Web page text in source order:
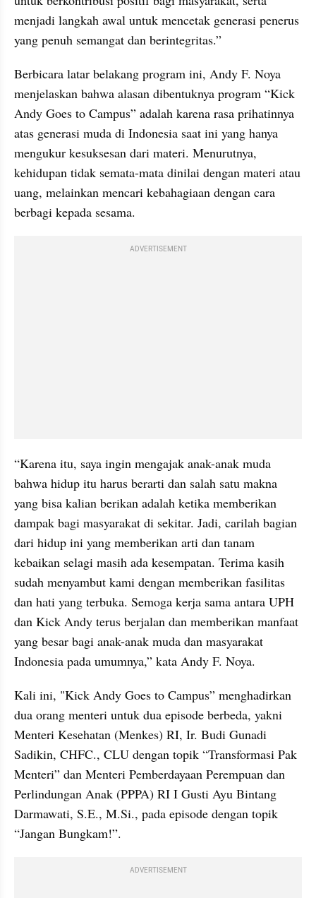
menjadi langkah awal untuk mencetak generasi penerus
yang penuh semangat dan berintegritas.”
Berbicara latar belakang program ini, Andy F. Noya
menjelaskan bahwa alasan dibentuknya program “Kick
Andy Goes to Campus” adalah karena rasa prihatinnya
atas generasi muda di Indonesia saat ini yang hanya
mengukur kesuksesan dari materi. Menurutnya,
kehidupan tidak semata-mata dinilai dengan materi atau
uang, melainkan mencari kebahagiaan dengan cara
berbagi kepada sesama.
ADVERTISEMENT
“Karena itu, saya ingin mengajak anak-anak muda
bahwa hidup itu harus berarti dan salah satu makna
yang bisa kalian berikan adalah ketika memberikan
dampak bagi masyarakat di sekitar. Jadi, carilah bagian
dari hidup ini yang memberikan arti dan tanam
kebaikan selagi masih ada kesempatan. Terima kasih
sudah menyambut kami dengan memberikan fasilitas
dan hati yang terbuka. Semoga kerja sama antara UPH
dan Kick Andy terus berjalan dan memberikan manfaat
yang besar bagi anak-anak muda dan masyarakat
Indonesia pada umumnya,” kata Andy F. Noya.
Kali ini, "Kick Andy Goes to Campus” menghadirkan
dua orang menteri untuk dua episode berbeda, yakni
Menteri Kesehatan (Menkes) RI, Ir. Budi Gunadi
Sadikin, CHFC., CLU dengan topik “Transformasi Pak
Menteri” dan Menteri Pemberdayaan Perempuan dan
Perlindungan Anak (PPPA) RI I Gusti Ayu Bintang
Darmawati, S.E., M.Si., pada episode dengan topik
“Jangan Bungkam!”.
ADVERTISEMENT